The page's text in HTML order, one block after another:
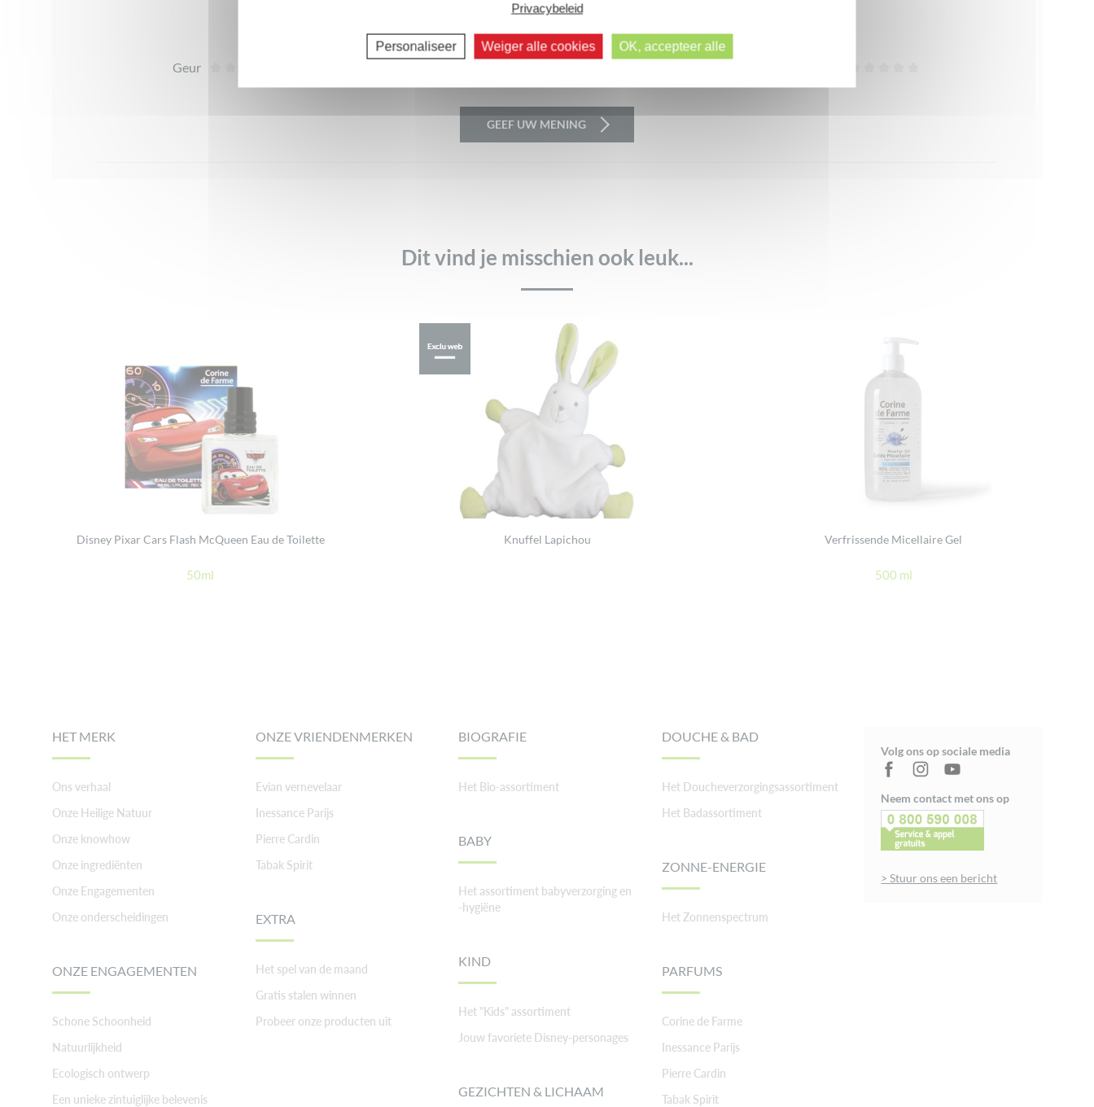
Er zijn nog geen beoordelingen.
Geur
GEEF UW MENING
Volgende reacties >>
Dit vind je misschien ook leuk...
Disney Pixar Cars Flash McQueen Eau de Toilette
50ml
Knuffel Lapichou Verfrissende Micellaire Gel
500 ml
HET MERK
Ons verhaal
Onze Heilige Natuur
Onze knowhow
Onze ingrediënten
Onze Engagementen
Onze onderscheidingen
ONZE ENGAGEMENTEN
Schone Schoonheid
Natuurlijkheid
Ecologisch ontwerp
Een unieke zintuiglijke belevenis
ONZE VRIENDENMERKEN
Evian vernevelaar
Inessance Parijs
Pierre Cardin
Tabak Spirit
EXTRA
Het spel van de maand
Gratis stalen winnen
Probeer onze producten uit
BIOGRAFIE
Het Bio-assortiment
BABY
Het assortiment babyverzorging en
-hygiëne
KIND
Het "Kids" assortiment
Jouw favoriete Disney-personages
GEZICHTEN & LICHAAM
DOUCHE & BAD
Het Doucheverzorgingsassortiment
Het Badassortiment
ZONNE-ENERGIE
Het Zonnenspectrum
PARFUMS
Corine de Farme
Inessance Parijs
Pierre Cardin
Tabak Spirit
Volg ons op sociale media
Neem contact met ons op
> Stuur ons een bericht
Privacybeleid
Personaliseer Weiger alle cookies OK, accepteer alle